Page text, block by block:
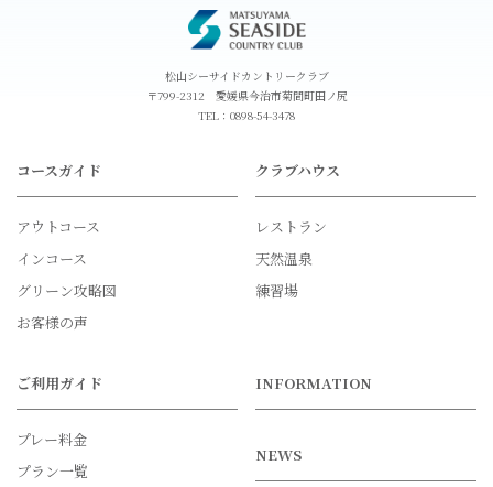
松山シーサイドカントリークラブ
〒799-2312 愛媛県今治市菊間町田ノ尻
TEL： 0898-54-3478
コースガイド
アウトコース
インコース
グリーン攻略図
お客様の声
クラブハウス
レストラン
天然温泉
練習場
ご利用ガイド
プレー料金
プラン一覧
INFORMATION
NEWS